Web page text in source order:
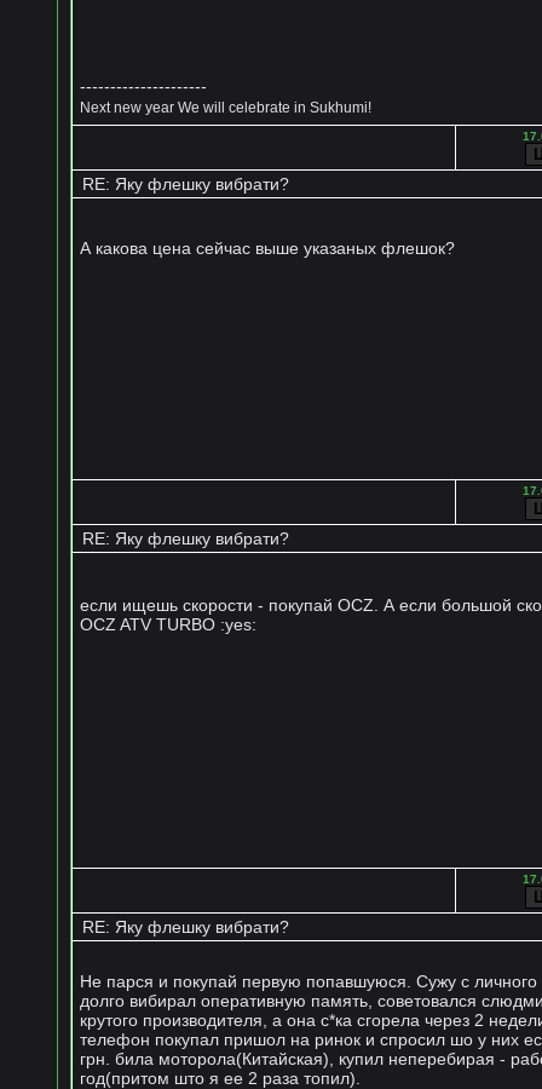
---------------------
Next new year We will celebrate in Sukhumi!
RE: Яку флешку вибрати?
А какова цена сейчас выше указаных флешок?
RE: Яку флешку вибрати?
если ищешь скорости - покупай OCZ. А если большой
OCZ ATV TURBO :yes:
RE: Яку флешку вибрати?
Не парся и покупай первую попавшуюся. Сужу с личного
долго вибирал оперативную память, советовался
крутого производителя, а она с*ка сгорела через 2
телефон покупал пришол на ринок и спросил шо у них
грн. била моторола(Китайская), купил неперебирая -
год(притом што я ее 2 раза топил).